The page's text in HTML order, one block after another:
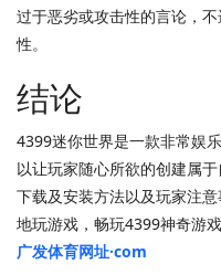
过于恶劣或攻击性的言论，
性。
结论
4399迷你世界是一款非常娱
以让玩家随心所欲的创建属
下载及安装方法以及玩家注
地玩游戏，畅玩4399神奇游戏
广发体育网址·com